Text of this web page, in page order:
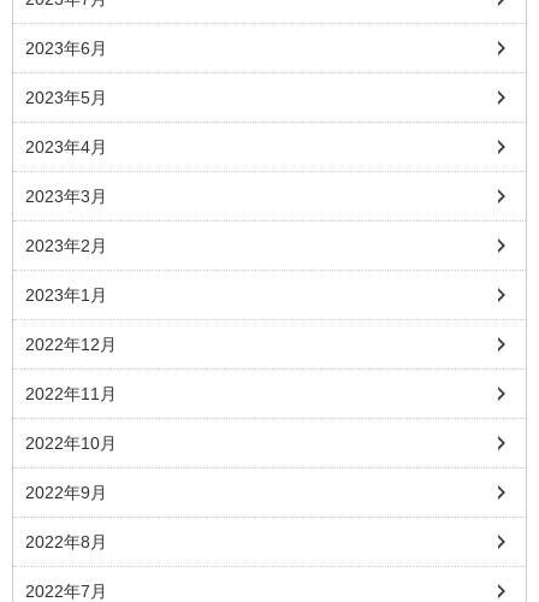
2023年6月
2023年5月
2023年4月
2023年3月
2023年2月
2023年1月
2022年12月
2022年11月
2022年10月
2022年9月
2022年8月
2022年7月